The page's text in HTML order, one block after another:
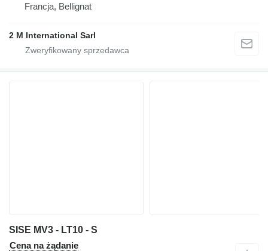
Francja, Bellignat
2 M International Sarl
SISE MV3 - LT10 - S
Cena na żądanie